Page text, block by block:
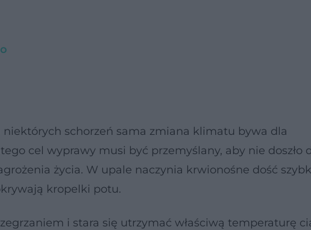
schorzeń sama zmiana klimatu bywa dla
cel wyprawy musi być przemyślany, aby nie doszło
życia. W upale naczynia krwionośne dość
kropelki potu.
i stara się utrzymać właściwą temperaturę